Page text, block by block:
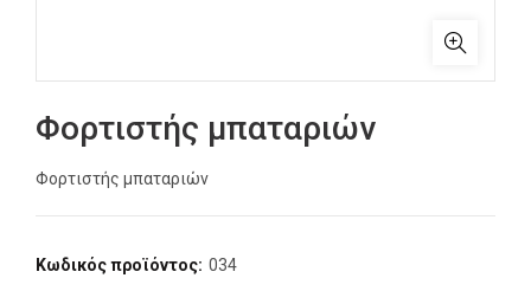
Φορτιστής μπαταριών
Φορτιστής μπαταριών
Κωδικός προϊόντος: 034